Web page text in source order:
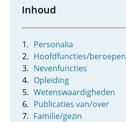
Inhoud
Personalia
Hoofdfuncties/beroepen
Nevenfuncties
Opleiding
Wetenswaardigheden
Publicaties van/over
Familie/gezin